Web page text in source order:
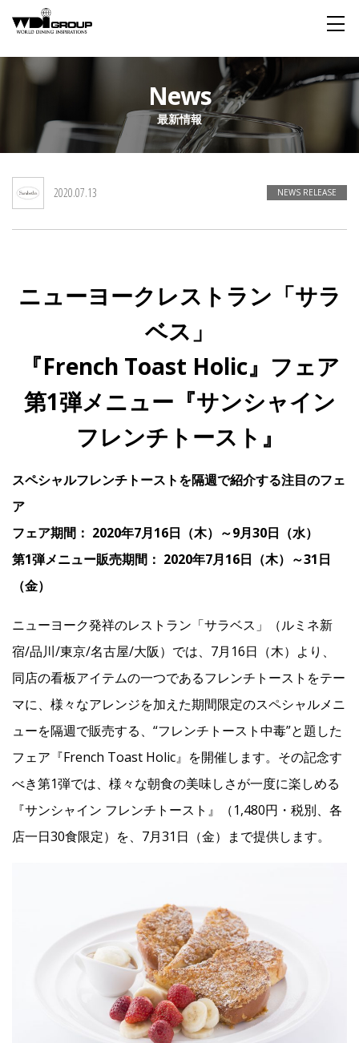
About WDI
WDI STANDARD
私たちが大切にするもの 舞台は世界
Social Responsibility Sustainability
Restaurant
Wedding
よくあるご質問 IRお問い合わせ 免責事項
Recruit
Contact
Facebook
JP EN
News
最新情報
2020.07.13 NEWS RELEASE
ニューヨークレストラン「サラ
ベス」
『French Toast Holic』フェア
第1弾メニュー『サンシャイン
フレンチトースト』
スペシャルフレンチトーストを隔週で紹介する注目のフェ
ア
フェア期間： 2020年7月16日（木）～9月30日（水）
第1弾メニュー販売期間： 2020年7月16日（木）～31日
（金）
ニューヨーク発祥のレストラン「サラベス」（ルミネ新
宿/品川/東京/名古屋/大阪）では、7月16日（木）より、
同店の看板アイテムの一つであるフレンチトーストをテー
マに、様々なアレンジを加えた期間限定のスペシャルメニ
ューを隔週で販売する、“フレンチトースト中毒”と題した
フェア『French Toast Holic』を開催します。その記念す
べき第1弾では、様々な朝食の美味しさが一度に楽しめる
『サンシャイン フレンチトースト』（1,480円・税別、各
店一日30食限定）を、7月31日（金）まで提供します。